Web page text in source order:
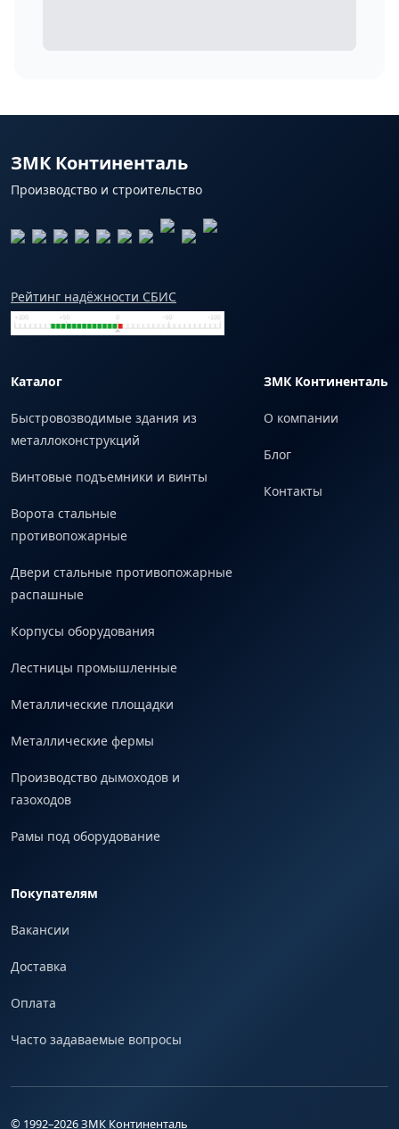
ЗМК Континенталь
Производство и строительство
Рейтинг надёжности СБИС
Каталог
Быстровозводимые здания из
металлоконструкций
Винтовые подъемники и винты
Ворота стальные
противопожарные
Двери стальные противопожарные
распашные
Корпусы оборудования
Лестницы промышленные
Металлические площадки
Металлические фермы
Производство дымоходов и
газоходов
Рамы под оборудование
ЗМК Континенталь
О компании
Блог
Контакты
Покупателям
Вакансии
Доставка
Оплата
Часто задаваемые вопросы
© 1992–2026ЗМК Континенталь